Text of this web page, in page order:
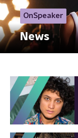
OnSpeaker
News